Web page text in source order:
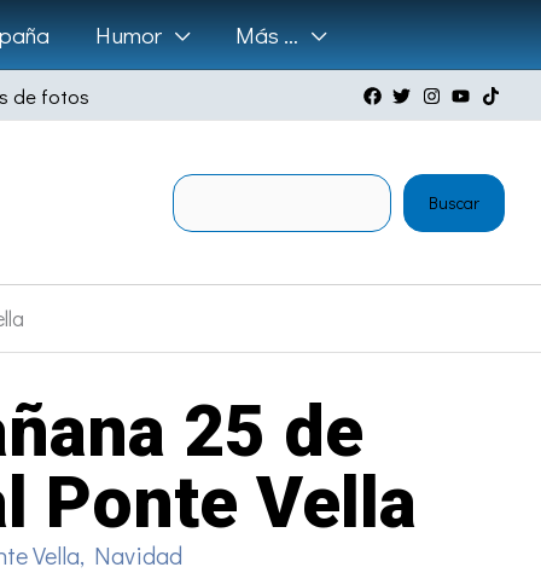
Humor Más …
de fotos
Buscar
25 de
Ponte Vella
Vella, Navidad